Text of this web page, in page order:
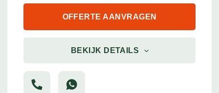
OFFERTE AANVRAGEN
BEKIJK DETAILS